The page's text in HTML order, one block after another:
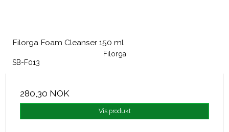
Filorga Foam Cleanser 150 ml
Filorga
SB-F013
280,30 NOK
Vis produkt